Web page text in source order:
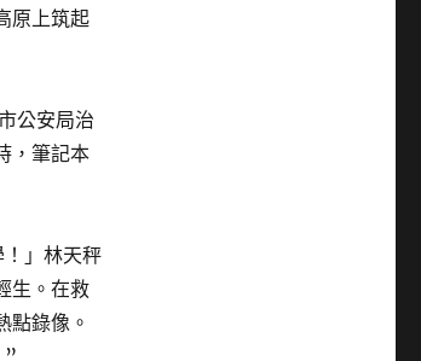
原上筑起
公安局治
，筆記本
」林天秤
生。在救
點錄像。
”